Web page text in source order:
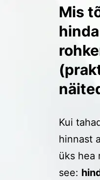
Mis
Kui
hinnast
üks hea
see: